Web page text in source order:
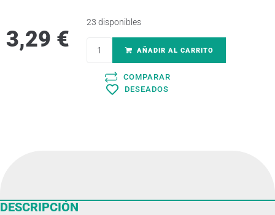
3,29 €
23 disponibles
AÑADIR AL CARRITO
COMPARAR
DESEADOS
DESCRIPCIÓN